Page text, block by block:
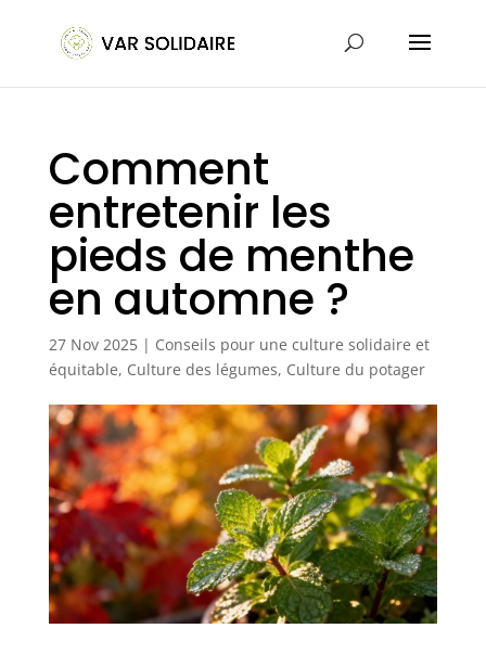
Comment
entretenir les
pieds de menthe
en automne ?
27 Nov 2025| Conseils pour une culture solidaire et
équitable, Culture des légumes, Culture du potager